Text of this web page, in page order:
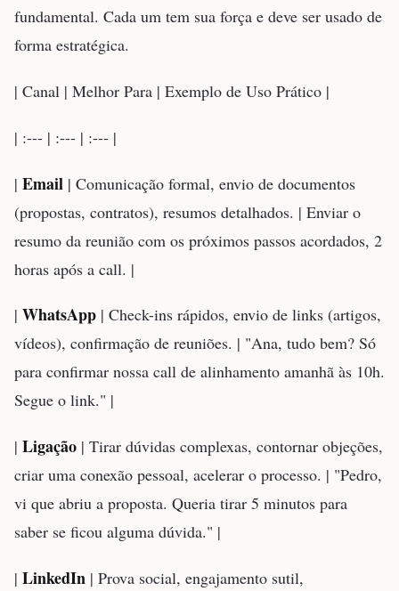
fundamental. Cada um tem sua força e deve ser usado de
forma estratégica.
| Canal | Melhor Para | Exemplo de Uso Prático |
| :--- | :--- | :--- |
| Email | Comunicação formal, envio de documentos
(propostas, contratos), resumos detalhados. | Enviar o
resumo da reunião com os próximos passos acordados, 2
horas após a call. |
| WhatsApp | Check-ins rápidos, envio de links (artigos,
vídeos), confirmação de reuniões. | "Ana, tudo bem? Só
para confirmar nossa call de alinhamento amanhã às 10h.
Segue o link." |
| Ligação | Tirar dúvidas complexas, contornar objeções,
criar uma conexão pessoal, acelerar o processo. | "Pedro,
vi que abriu a proposta. Queria tirar 5 minutos para
saber se ficou alguma dúvida." |
| LinkedIn | Prova social, engajamento sutil,